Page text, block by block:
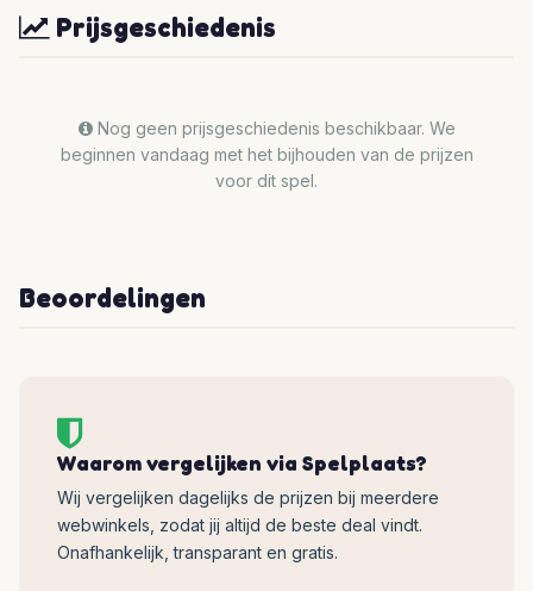
Prijsgeschiedenis
Nog geen prijsgeschiedenis beschikbaar. We
beginnen vandaag met het bijhouden van de prijzen
voor dit spel.
Beoordelingen
Waarom vergelijken via Spelplaats?
Wij vergelijken dagelijks de prijzen bij meerdere
webwinkels, zodat jij altijd de beste deal vindt.
Onafhankelijk, transparant en gratis.